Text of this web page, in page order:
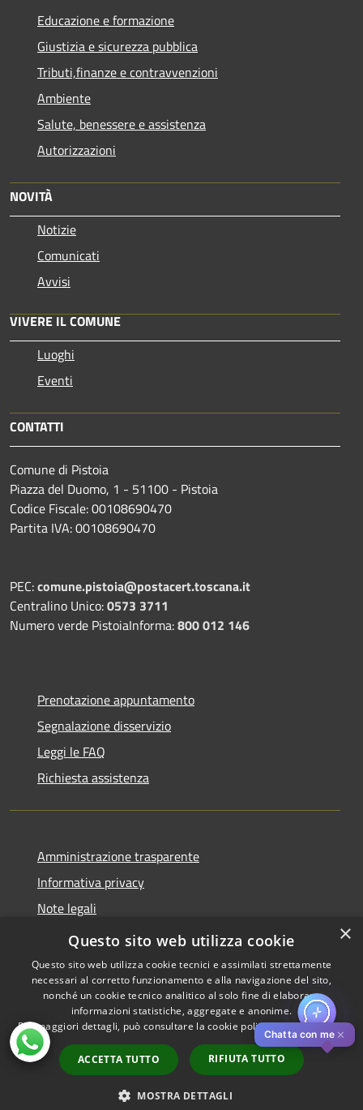
Educazione e formazione
Giustizia e sicurezza pubblica
Tributi,finanze e contravvenzioni
Ambiente
Salute, benessere e assistenza
Autorizzazioni
NOVITÀ
Notizie
Comunicati
Avvisi
VIVERE IL COMUNE
Luoghi
Eventi
CONTATTI
Comune di Pistoia
Piazza del Duomo, 1 - 51100 - Pistoia
Codice Fiscale: 00108690470
Partita IVA: 00108690470
PEC:comune.pistoia@postacert.toscana.it
Centralino Unico:0573 3711
Numero verde PistoiaInforma:800 012 146
Prenotazione appuntamento
Segnalazione disservizio
Leggi le FAQ
Richiesta assistenza
Amministrazione trasparente
Informativa privacy
Note legali
Dichiarazione di accessibilità
Accessibilità
Privacy
Copyright © 2026 • Comune di
Pistoia • Powered by
Municipium•
Accesso
redazione
Chatta con me ✕
×
Questo sito web utilizza cookie
Questo sito web utilizza cookie tecnici e assimilati strettamente
necessari al corretto funzionamento e alla navigazione del sito,
nonché un cookie tecnico analitico al solo fine di elaborare
informazioni statistiche, aggregate e anonime.
Per maggiori dettagli, può consultare la cookie policy al seguentelink
ACCETTA TUTTO RIFIUTA TUTTO
MOSTRA DETTAGLI